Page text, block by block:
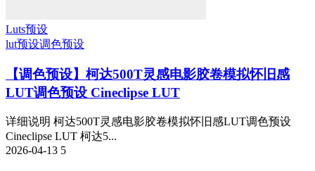
Luts预设
lut预设调色预设
【调色预设】柯达500T灵感电影胶卷模拟怀旧感
LUT调色预设 Cineclipse LUT
详细说明 柯达500T灵感电影胶卷模拟怀旧感LUT调色预设
Cineclipse LUT 柯达5...
2026-04-13 5